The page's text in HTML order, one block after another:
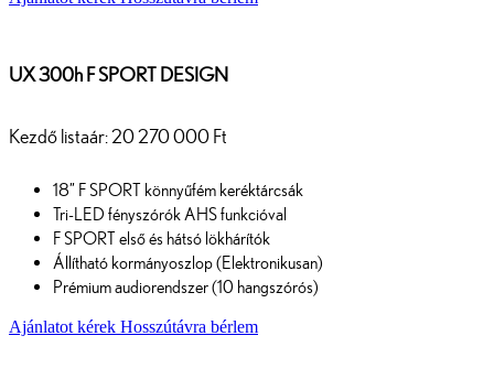
UX 300h F SPORT DESIGN
Kezdő listaár: 20 270 000 Ft
18” F SPORT könnyűfém keréktárcsák
Tri-LED fényszórók AHS funkcióval
F SPORT első és hátsó lökhárítók
Állítható kormányoszlop (Elektronikusan)
Prémium audiorendszer (10 hangszórós)
Ajánlatot kérek Hosszútávra bérlem